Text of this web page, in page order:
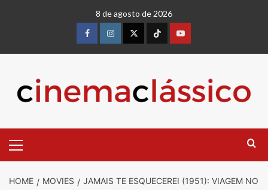
8 de agosto de 2026
HOME MOVIES
JAMAIS TE ESQUECEREI (1951): VIAGEM NO